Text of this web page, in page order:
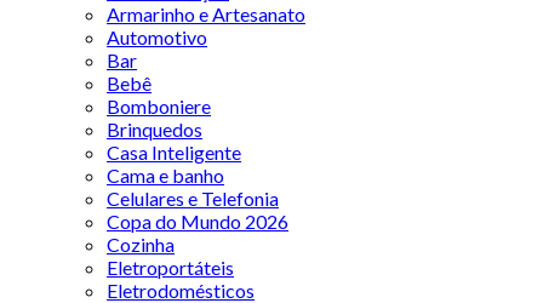
Armarinho e Artesanato
Automotivo
Bar
Bebê
Bomboniere
Brinquedos
Casa Inteligente
Cama e banho
Celulares e Telefonia
Copa do Mundo 2026
Cozinha
Eletroportáteis
Eletrodomésticos